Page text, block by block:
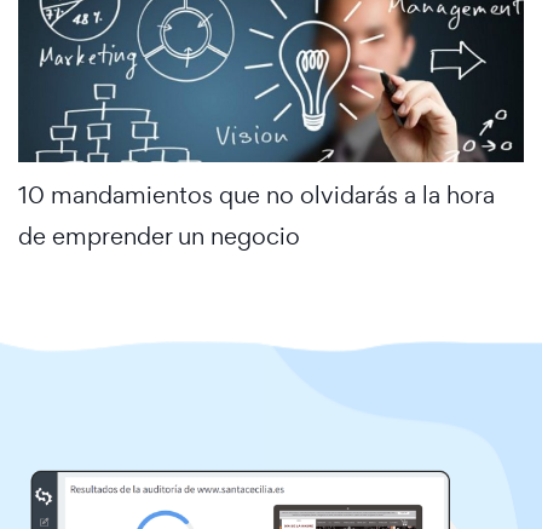
10 mandamientos que no olvidarás a la hora
de emprender un negocio